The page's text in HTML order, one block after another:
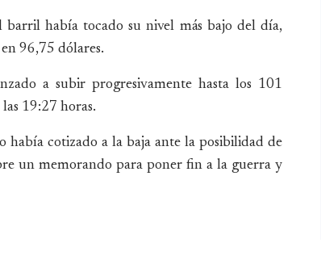
había tocado su nivel más bajo del día,
96,75 dólares.
a subir progresivamente hasta los 101
19:27 horas.
había cotizado a la baja ante la posibilidad de
un memorando para poner fin a la guerra y